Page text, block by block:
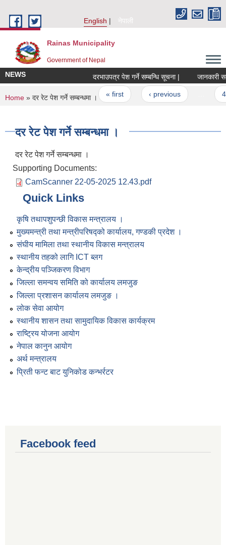
English
नेपाली
Rainas Municipality
Government of Nepal
NEWS दरभाउपत्र पेश गर्ने सम्बन्धि सूचना | जानकारी
Pages
« first ‹ previous 44
You are here
Home » दर रेट पेश गर्ने सम्बन्धमा ।
दर रेट पेश गर्ने सम्बन्धमा ।
दर रेट पेश गर्ने सम्बन्धमा ।
Supporting Documents:
CamScanner 22-05-2025 12.43.pdf
Quick Links
कृषि तथापशुपन्छी विकास मन्त्रालय ।
मुख्यमन्त्री तथा मन्त्रीपरिषद्को कार्यालय, गण्डकी प्रदेश ।
संघीय मामिला तथा स्थानीय विकास मन्त्रालय
स्थानीय तहको लागि ICT ब्लग
केन्द्रीय पञ्जिकरण विभाग
जिल्ला समन्वय समिति को कार्यालय लमजुङ
जिल्ला प्रशासन कार्यालय लमजुङ ।
लोक सेवा आयोग
स्थानीय शासन तथा सामुदायिक विकास कार्यक्रम
राष्ट्रिय योजना आयोग
नेपाल कानुन आयोग
अर्थ मन्त्रालय
प्रिती फन्ट बाट युनिकोड कन्भर्रटर
Facebook feed